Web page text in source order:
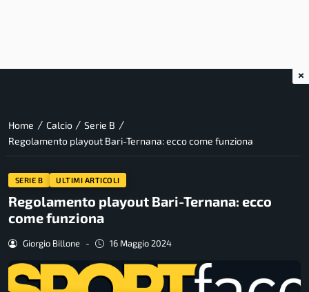
Home / Calcio / Serie B /
Regolamento playout Bari-Ternana: ecco come funziona
SERIE B ULTIMI ARTICOLI
Regolamento playout Bari-Ternana: ecco
come funziona
Giorgio Billone - 16 Maggio 2024
×